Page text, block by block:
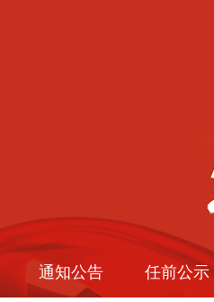
通知公告 任前公示